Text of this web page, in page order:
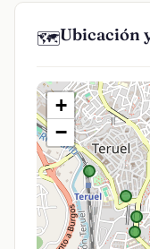
🗺️Ubicación
+
−